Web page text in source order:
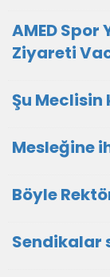
AMED
Ziyareti
Şu Meclisin
Mesleğine
Böyle
Sendikalar